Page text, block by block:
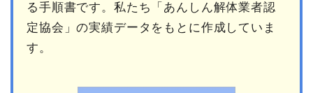
る手順書です。私たち「あんしん解体業者認
定協会」の実績データをもとに作成していま
す。